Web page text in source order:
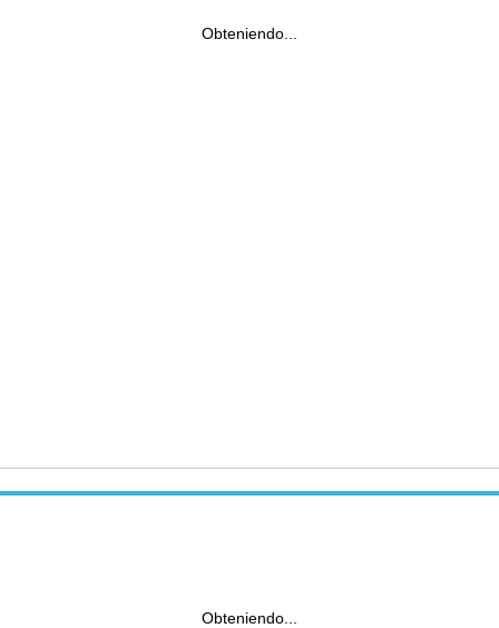
Obteniendo...
Obteniendo...